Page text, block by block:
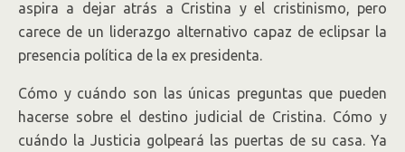
aspira a dejar atrás a Cristina y el cristinismo, pero
carece de un liderazgo alternativo capaz de eclipsar la
presencia política de la ex presidenta.
Cómo y cuándo son las únicas preguntas que pueden
hacerse sobre el destino judicial de Cristina. Cómo y
cuándo la Justicia golpeará las puertas de su casa. Ya